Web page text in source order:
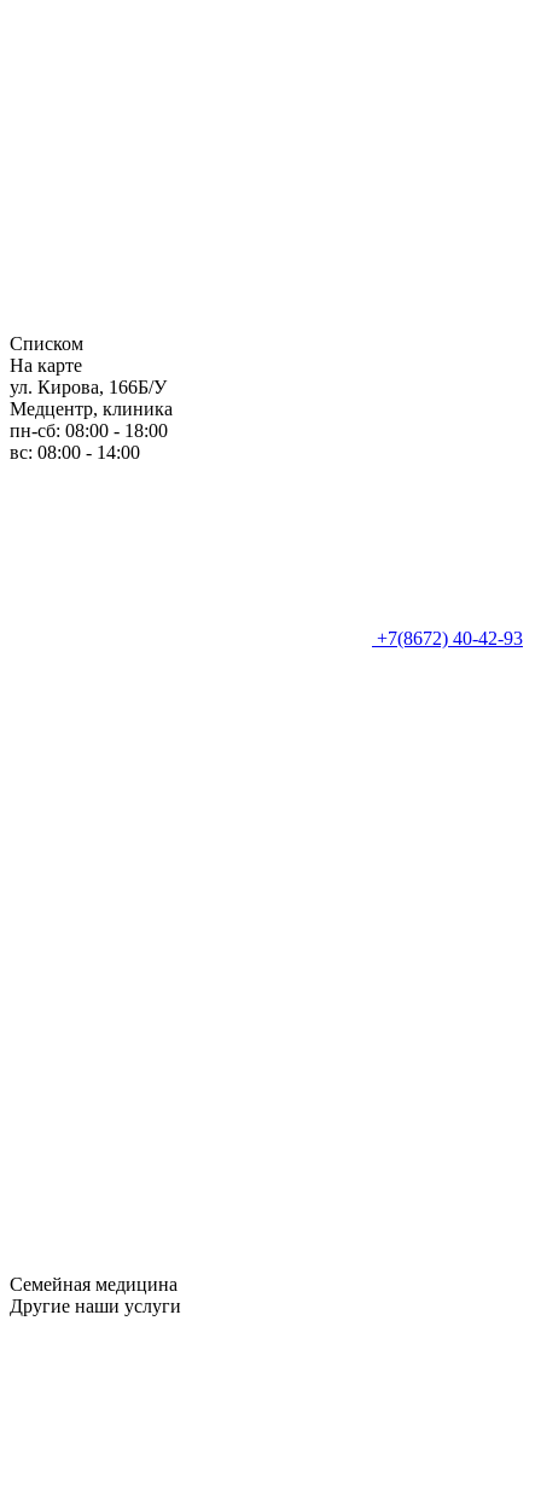
Списком
На карте
ул. Кирова, 166Б/У
Медцентр, клиника
пн-сб: 08:00 - 18:00
вс: 08:00 - 14:00
+7(8672) 40-42-93
Семейная медицина
Другие наши услуги